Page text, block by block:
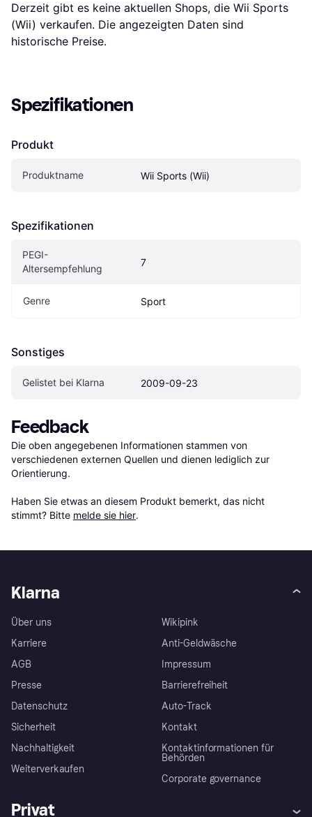
Derzeit gibt es keine aktuellen Shops, die Wii Sports
(Wii) verkaufen. Die angezeigten Daten sind
historische Preise.
Spezifikationen
Produkt
Produktname Wii Sports (Wii)
Spezifikationen
PEGI-
Altersempfehlung
7
Genre Sport
Sonstiges
Gelistet bei Klarna 2009-09-23
Feedback
Die oben angegebenen Informationen stammen von
verschiedenen externen Quellen und dienen lediglich zur
Orientierung.
Haben Sie etwas an diesem Produkt bemerkt, das nicht
stimmt? Bitte melde sie hier.
Klarna
Über uns
Karriere
AGB
Presse
Datenschutz
Sicherheit
Nachhaltigkeit
Weiterverkaufen
Wikipink
Anti-Geldwäsche
Impressum
Barrierefreiheit
Auto-Track
Kontakt
Kontaktinformationen für
Behörden
Corporate governance
Privat